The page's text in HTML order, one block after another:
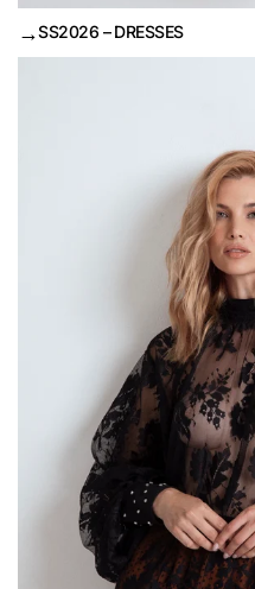
→SS2026 – DRESSES